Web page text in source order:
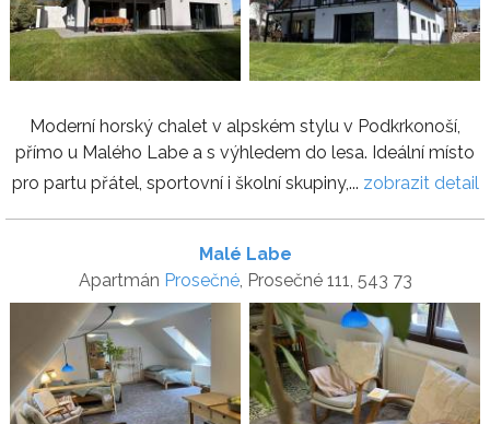
Moderní horský chalet v alpském stylu v Podkrkonoší,
přímo u Malého Labe a s výhledem do lesa. Ideální místo
pro partu přátel, sportovní i školní skupiny,... zobrazit detail
Malé Labe
Apartmán Prosečné, Prosečné 111, 543 73